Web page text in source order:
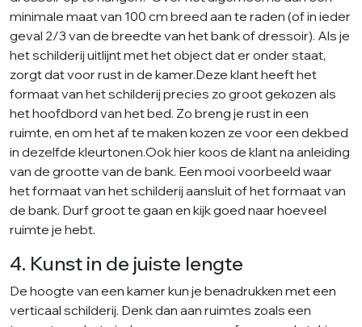
minimale maat van 100 cm breed aan te raden (of in ieder
geval 2/3 van de breedte van het bank of dressoir). Als je
het schilderij uitlijnt met het object dat er onder staat,
zorgt dat voor rust in de kamer.Deze klant heeft het
formaat van het schilderij precies zo groot gekozen als
het hoofdbord van het bed. Zo breng je rust in een
ruimte, en om het af te maken kozen ze voor een dekbed
in dezelfde kleurtonen.Ook hier koos de klant na anleiding
van de grootte van de bank. Een mooi voorbeeld waar
het formaat van het schilderij aansluit of het formaat van
de bank. Durf groot te gaan en kijk goed naar hoeveel
ruimte je hebt.
4. Kunst in de juiste lengte
De hoogte van een kamer kun je benadrukken met een
verticaal schilderij. Denk dan aan ruimtes zoals een